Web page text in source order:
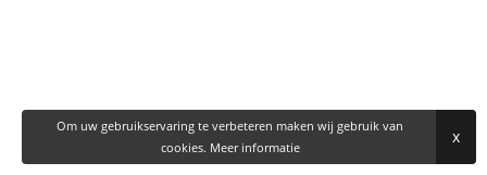
Om uw gebruikservaring te verbeteren maken wij gebruik van
cookies. Meer informatie
x